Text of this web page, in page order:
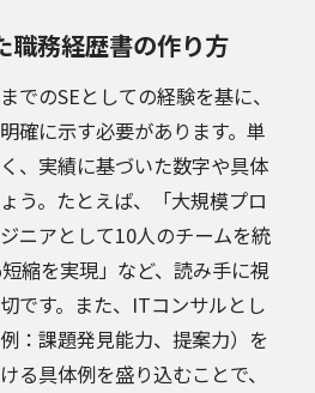
職務経歴書の作り方
でのSEとしての経験を基に、
確に示す必要があります。単
、実績に基づいた数字や具体
う。たとえば、「大規模プロ
ニアとして10人のチームを統
縮を実現」など、読み手に視
です。また、ITコンサルとし
：課題発見能力、提案力）を
る具体例を盛り込むことで、